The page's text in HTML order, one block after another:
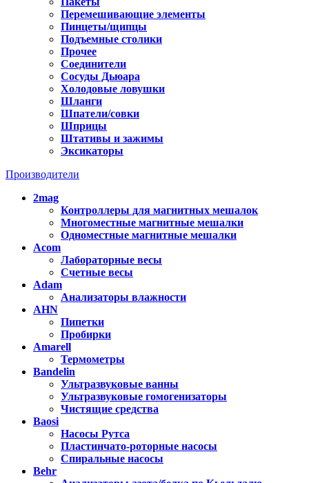
Перемешивающие элементы
Пинцеты/щипцы
Подъемные столики
Прочее
Соединители
Сосуды Дьюара
Холодовые ловушки
Шланги
Шпатели/совки
Шприцы
Штативы и зажимы
Эксикаторы
Производители
2mag
Контроллеры для магнитных мешалок
Многоместные магнитные мешалки
Одноместные магнитные мешалки
Acom
Лабораторные весы
Счетные весы
Adam
Анализаторы влажности
AHN
Пипетки
Пробирки
Amarell
Термометры
Bandelin
Ультразвуковые ванны
Ультразвуковые гомогенизаторы
Чистящие средства
Baosi
Насосы Рутса
Пластинчато-роторные насосы
Спиральные насосы
Behr